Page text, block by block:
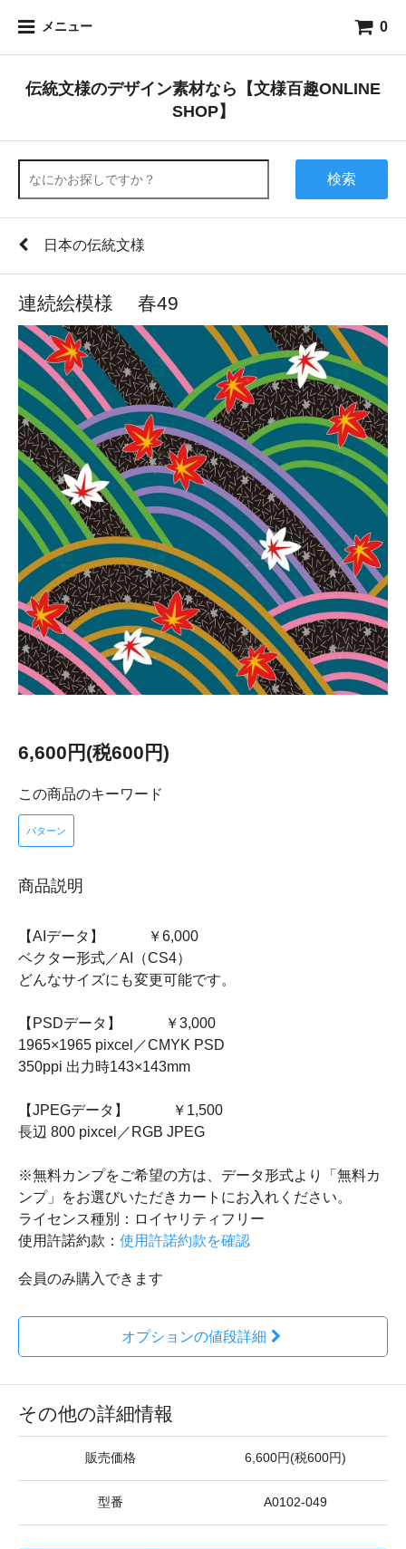
メニュー 0
伝統文様のデザイン素材なら【文様百趣ONLINE
SHOP】
検索
日本の伝統文様
連続絵模様 春49
6,600円(税600円)
この商品のキーワード
パターン
商品説明
【AIデータ】 ￥6,000
ベクター形式／AI（CS4）
どんなサイズにも変更可能です。
【PSDデータ】 ￥3,000
1965×1965 pixcel／CMYK PSD
350ppi 出力時143×143mm
【JPEGデータ】 ￥1,500
長辺 800 pixcel／RGB JPEG
※無料カンプをご希望の方は、データ形式より「無料カ
ンプ」をお選びいただきカートにお入れください。
ライセンス種別：ロイヤリティフリー
使用許諾約款： 使用許諾約款を確認
会員のみ購入できます
オプションの値段詳細
その他の詳細情報
販売価格 6,600円(税600円)
型番 A0102-049